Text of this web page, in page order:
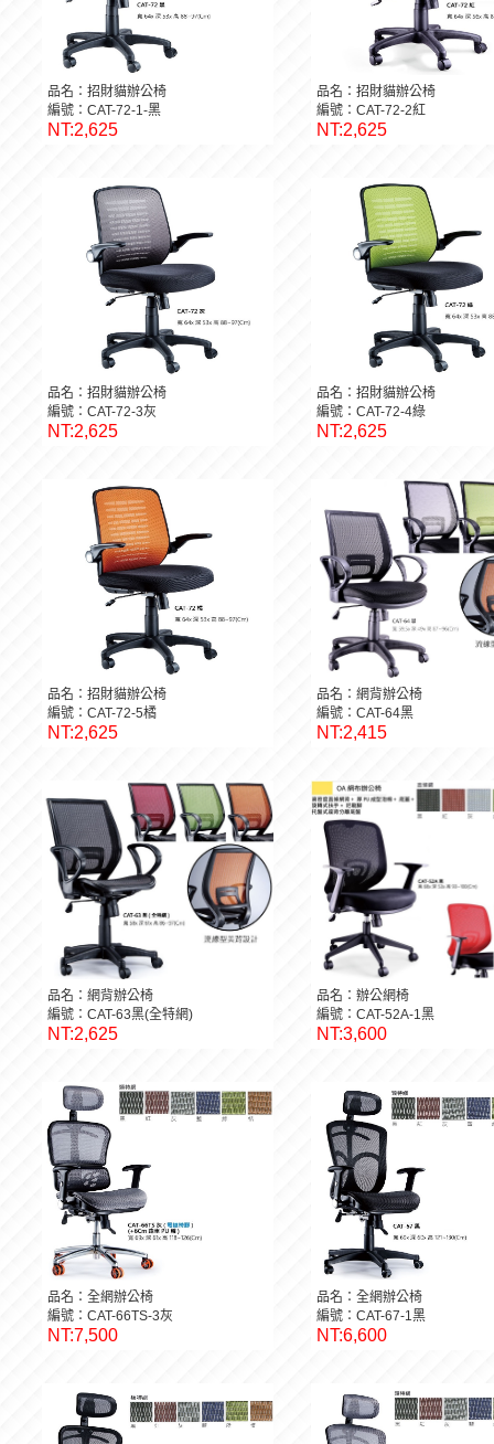
品名：招財貓辦公椅
編號：CAT-72-1-黑
NT:2,625
品名：招財貓辦公椅
編號：CAT-72-2紅
NT:2,625
品名：招財貓辦公椅
編號：CAT-72-3灰
NT:2,625
品名：招財貓辦公椅
編號：CAT-72-4綠
NT:2,625
品名：招財貓辦公椅
編號：CAT-72-5橘
NT:2,625
品名：網背辦公椅
編號：CAT-64黑
NT:2,415
品名：網背辦公椅
編號：CAT-63黑(全特網)
NT:2,625
品名：辦公網椅
編號：CAT-52A-1黑
NT:3,600
品名：全網辦公椅
編號：CAT-66TS-3灰
NT:7,500
品名：全網辦公椅
編號：CAT-67-1黑
NT:6,600